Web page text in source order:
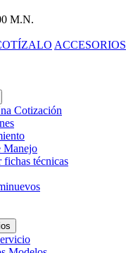
M.N.
ACCESORIOS
Cotización
Manejo
fichas técnicas